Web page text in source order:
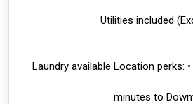
• Laundry available Location perks: